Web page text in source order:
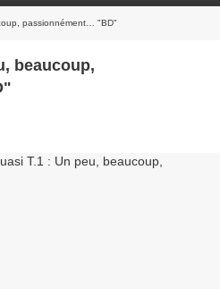
passionnément… "BD"
beaucoup,